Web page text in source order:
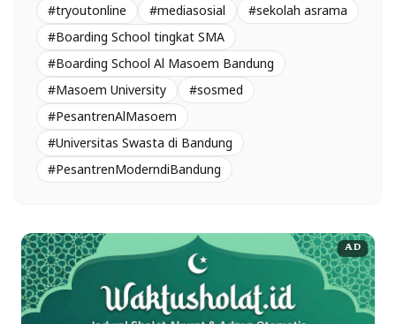
#tryoutonline #mediasosial
#sekolah asrama
#Boarding School tingkat SMA
#Boarding School Al Masoem Bandung
#Masoem University
#sosmed
#PesantrenAlMasoem
#Universitas Swasta di Bandung
#PesantrenModerndiBandung
AD